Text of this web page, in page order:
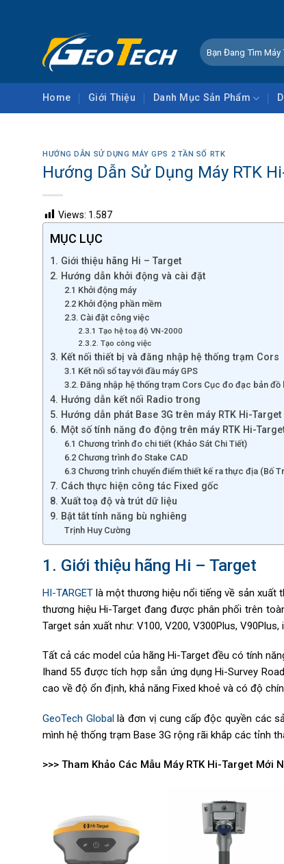
CHÀO MỪNG QUÝ KHÁCH ĐẾN VỚI CÔNG
Tìm
kiếm:
Home Giới Thiệu Danh Mục Sản Phẩm
HƯỚNG DẪN SỬ DỤNG MÁY GPS 2 TẦN SỐ RTK
Hướng Dẫn Sử Dụng Máy RTK
Views: 1.587
MỤC LỤC
1. Giới thiệu hãng Hi – Target
2. Hướng dẫn khởi động và cài đặt
2.1 Khởi động máy
2.2 Khởi động phần mềm
2.3. Cài đặt công việc
2.3.1 Tạo hệ toạ độ VN-2000
2.3.2. Tạo công việc
3. Kết nối thiết bị và đăng nhập hệ thống trạm Cors
3.1 Kết nối sổ tay với đầu máy GPS
3.2. Đăng nhập hệ thống trạm Cors Cục đo đạc bản đồ
4. Hướng dẫn kết nối Radio trong
5. Hướng dẫn phát Base 3G trên máy RTK Hi-Target
6. Một số tính năng đo động trên máy RTK Hi-
6.1 Chương trình đo chi tiết (Khảo Sát Chi Tiết)
6.2 Chương trình đo Stake CAD
6.3 Chương trình chuyển điểm thiết kế ra thực địa (Bố
7. Cách thực hiện công tác Fixed gốc
8. Xuất toạ độ và trút dữ liệu
9. Bật tắt tính năng bù nghiêng
Trịnh Huy Cường
1. Giới thiệu hãng Hi – Target
HI-TARGET là một thương hiệu nổi tiếng về sản xuất
thương hiệu Hi-Target đang được phân phối trên
Target sản xuất như: V100, V200, V300Plus, V90Plus,
Tất cả các model của hãng Hi-Target đều có tính
Ihand 55 được tích hợp sẵn ứng dụng Hi-Survey
cao về độ ổn định, khả năng Fixed khoẻ và có độ
GeoTech Globallà đơn vị cung cấp độc quyền các
mình hệ thống trạm Base 3G rộng rãi khắp các tỉnh
>>> Tham Khảo Các Mẫu Máy RTK Hi-Target Mới